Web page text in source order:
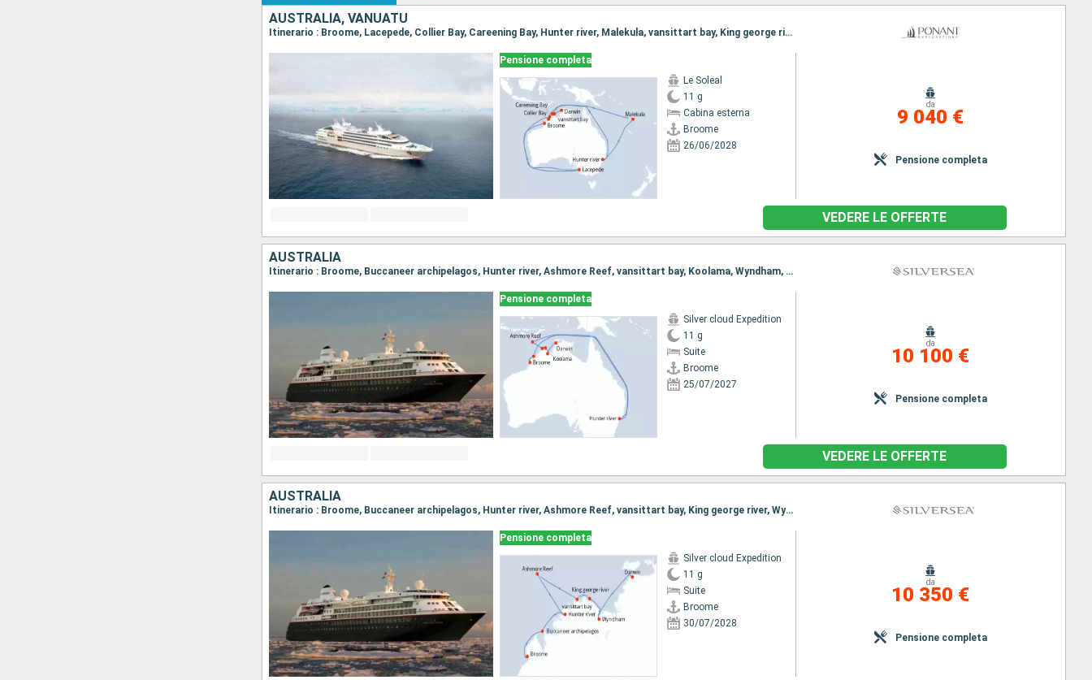
AUSTRALIA, VANUATU
Itinerario : Broome, Lacepede, Collier Bay, Careening Bay, Hunter river, Malekula, vansittart bay, King george river, Darwin
Pensione completa
Le Soleal
11 g
Cabina esterna
Broome
26/06/2028
da
9 040 €
Pensione completa
VEDERE LE OFFERTE
AUSTRALIA
Itinerario : Broome, Buccaneer archipelagos, Hunter river, Ashmore Reef, vansittart bay, Koolama, Wyndham, Darwin, Broome, Buccaneer archipelagos, Hunter river, Ashmore Reef, vansittart bay, Koolama, Wyndham, Darwin
Pensione completa
Silver cloud Expedition
11 g
Suite
Broome
25/07/2027
da
10 100 €
Pensione completa
VEDERE LE OFFERTE
AUSTRALIA
Itinerario : Broome, Buccaneer archipelagos, Hunter river, Ashmore Reef, vansittart bay, King george river, Wyndham, Darwin, Broome, Buccaneer archipelagos, Hunter river, Ashmore Reef, vansittart bay, King george river, Wyndham, Darwin
Pensione completa
Silver cloud Expedition
11 g
Suite
Broome
30/07/2028
da
10 350 €
Pensione completa